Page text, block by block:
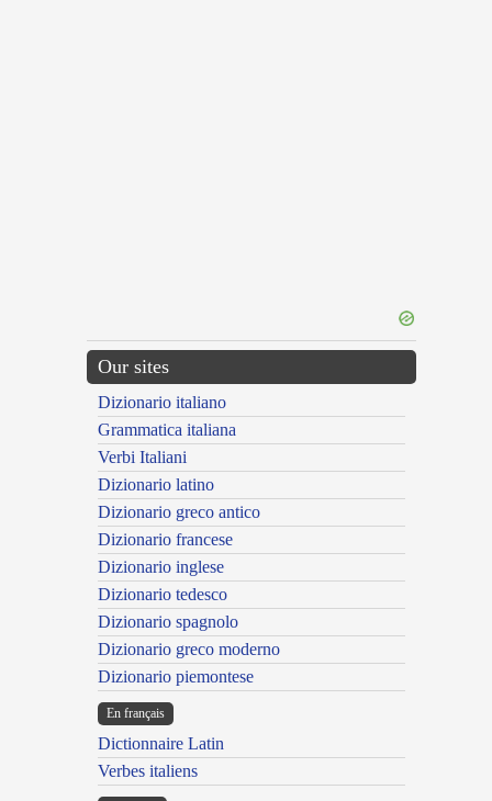
Our sites
Dizionario italiano
Grammatica italiana
Verbi Italiani
Dizionario latino
Dizionario greco antico
Dizionario francese
Dizionario inglese
Dizionario tedesco
Dizionario spagnolo
Dizionario greco moderno
Dizionario piemontese
En français
Dictionnaire Latin
Verbes italiens